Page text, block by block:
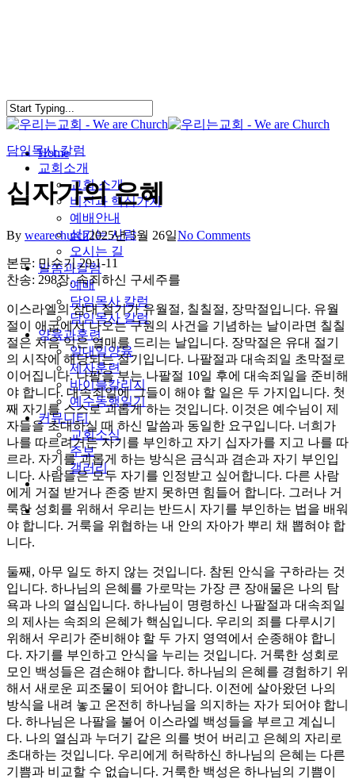
search
Menu Home
교회소개
교회 소개
비전과 핵심가치
예배안내
섬기는 사람
오시는 길
말씀과칼럼
예배
담임목사 칼럼
담임목사 칼럼
양육과훈련
일대일양육
제자훈련
바이블칼리지
예수동행일기
커뮤니티
교회소식
주보
갤러리
youtube
soundcloud
search
담임목사 칼럼
십자가의 은혜
By wearechurch2025년 5월 26일No Comments
본문: 민수기 29:1-11
찬송: 298장. 속죄하신 구세주를
이스라엘의 삼대 절기가 유월절, 칠칠절, 장막절입니다. 유월
절이 애굽에서 나오는 구원의 사건을 기념하는 날이라면 칠칠
절은 처음 익은 열매를 드리는 날입니다. 장막절은 유대 절기
의 시작에 해당되는 절기입니다. 나팔절과 대속죄일 초막절로
이어집니다. 나팔을 부는 나팔절 10일 후에 대속죄일을 준비해
야 합니다. 대속죄일에 그들이 해야 할 일은 두 가지입니다. 첫
째 자기를 스스로 괴롭게 하는 것입니다. 이것은 예수님이 제
자들을 초대하실 때 하신 말씀과 동일한 요구입니다. 너희가
나를 따르려거든 자기를 부인하고 자기 십자가를 지고 나를 따
르라. 자기를 괴롭게 하는 방식은 금식과 겸손과 자기 부인입
니다. 사람들은 모두 자기를 인정받고 싶어합니다. 다른 사람
에게 거절 받거나 존중 받지 못하면 힘들어 합니다. 그러나 거
룩한 성회를 위해서 우리는 반드시 자기를 부인하는 법을 배워
야 합니다. 거룩을 위협하는 내 안의 자아가 뿌리 채 뽑혀야 합
니다.
둘째, 아무 일도 하지 않는 것입니다. 참된 안식을 구하라는 것
입니다. 하나님의 은혜를 가로막는 가장 큰 장애물은 나의 탐
욕과 나의 열심입니다. 하나님이 명령하신 나팔절과 대속죄일
의 제사는 속죄의 은혜가 핵심입니다. 우리의 죄를 다루시기
위해서 우리가 준비해야 할 두 가지 영역에서 순종해야 합니
다. 자기를 부인하고 안식을 누리는 것입니다. 거룩한 성회로
모인 백성들은 겸손해야 합니다. 하나님의 은혜를 경험하기 위
해서 새로운 피조물이 되어야 합니다. 이전에 살아왔던 나의
방식을 내려 놓고 온전히 하나님을 의지하는 자가 되어야 합니
다. 하나님은 나팔을 불어 이스라엘 백성들을 부르고 계십니
다. 나의 열심과 누더기 같은 의를 벗어 버리고 은혜의 자리로
초대하는 것입니다. 우리에게 허락하신 하나님의 은혜는 다른
기쁨과 비교할 수 없습니다. 거룩한 백성은 하나님의 기쁨이